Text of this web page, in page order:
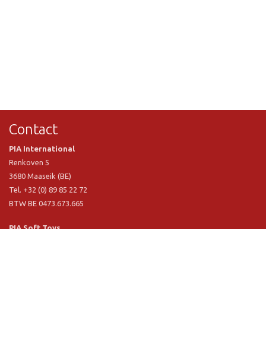
Contact
PIA International
Renkoven 5
3680 Maaseik (BE)
Tel. +32 (0) 89 85 22 72
BTW BE 0473.673.665
PIA Soft Toys